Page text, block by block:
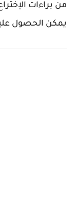
من براءات
يمكن الحصول